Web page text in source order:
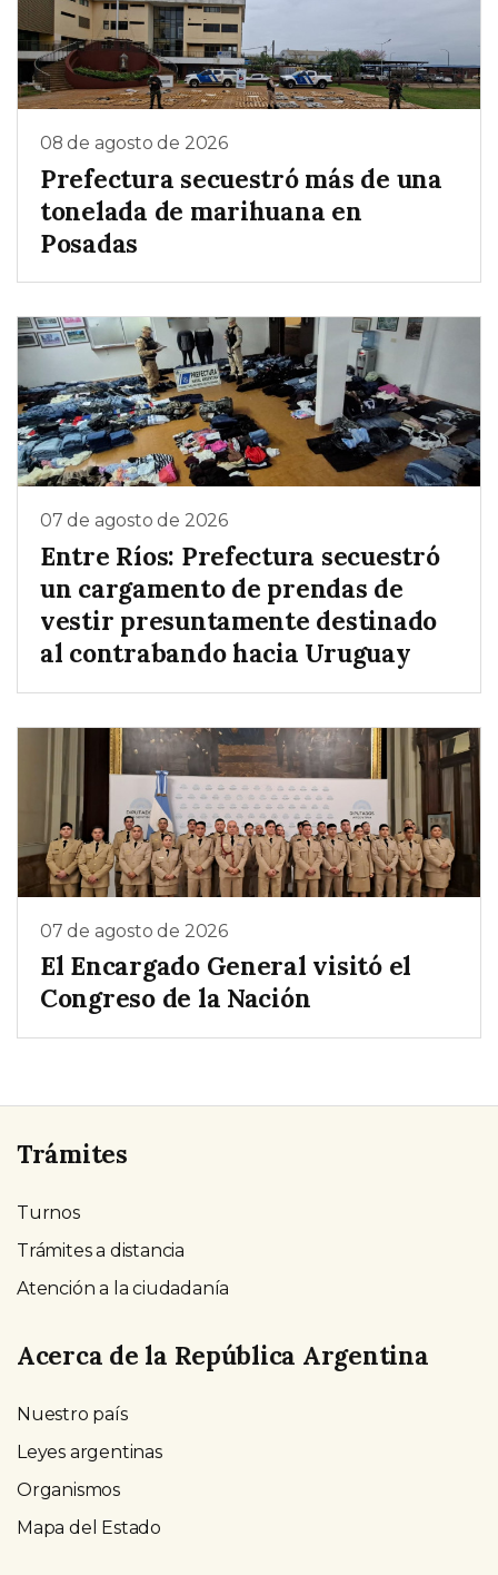
08 de agosto de 2026
Prefectura secuestró más de una
tonelada de marihuana en
Posadas
07 de agosto de 2026
Entre Ríos: Prefectura secuestró
un cargamento de prendas de
vestir presuntamente destinado
al contrabando hacia Uruguay
07 de agosto de 2026
El Encargado General visitó el
Congreso de la Nación
Trámites
Turnos
Trámites a distancia
Atención a la ciudadanía
Acerca de la República Argentina
Nuestro país
Leyes argentinas
Organismos
Mapa del Estado